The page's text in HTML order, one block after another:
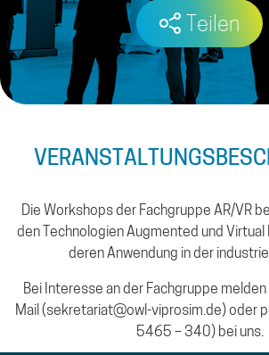
Teilen
Die Workshops der Fachgruppe AR/VR
den Technologien Augmented und Virtual
deren Anwendung in der
Bei Interesse an der Fachgruppe
Mail (sekretariat@owl-viprosim.de) oder
5465 – 340) bei uns.